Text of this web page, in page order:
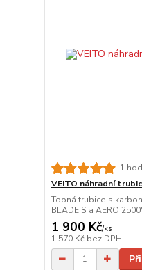
1
VEITO náhradní
Topná trubice s
BLADE S a AERO
1 900 Kč/ks
1 570 Kč bez DPH